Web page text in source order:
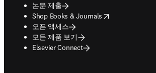
논문 제출
Shop Books & Journals
opens in new tab/window
오픈 액세스
모든 제품 보기
Elsevier Connect